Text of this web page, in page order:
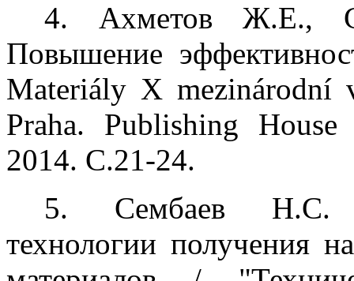
4. Ахметов Ж.Е.,
Повышение
Materiály Х mezinárodní
Praha. Publishing
2014. С.21-24.
5. Сембаев Н.С.
технологии получения